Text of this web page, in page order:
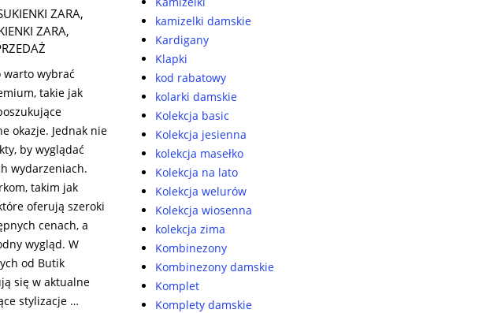
ZARA,
ZARA,
warto wybrać
takie jak
okazje. Jednak nie
by wyglądać
wydarzeniach.
takim jak
oferują szeroki
cenach, a
wygląd. W
od Butik
się w aktualne
stylizacje …
kamizelki damskie
Kardigany
Klapki
kod rabatowy
kolarki damskie
Kolekcja basic
Kolekcja jesienna
kolekcja masełko
Kolekcja na lato
Kolekcja welurów
Kolekcja wiosenna
kolekcja zima
Kombinezony
Kombinezony damskie
Komplet
Komplety damskie